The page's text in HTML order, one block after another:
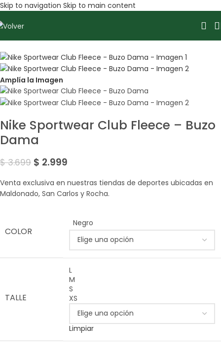
Skip to navigation Skip to main content
Amplía la Imagen
Nike Sportwear Club Fleece – Buzo
Dama
$3.699 $ 2.999
Venta exclusiva en nuestras tiendas de deportes ubicadas en
Maldonado, San Carlos y Rocha.
COLOR
Negro
TALLE
L
M
S
XS
Limpiar